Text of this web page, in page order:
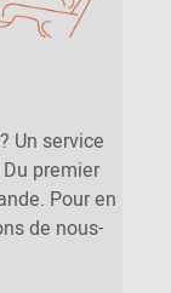
Un service
premier
Pour en
de nous-